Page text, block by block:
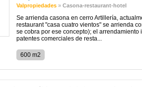
Valpropiedades » Casona-restaurant-hotel
Se arrienda casona en cerro Artillería,
restaurant "casa cuatro vientos" se arrienda
se cobra por ese concepto); el
patentes comerciales de resta...
600 m2